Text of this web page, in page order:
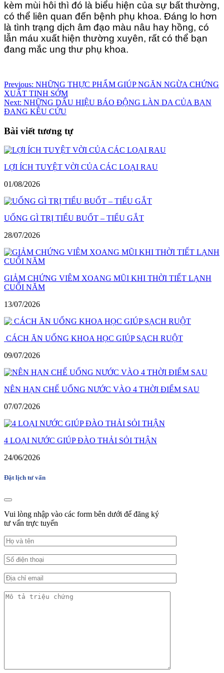
kèm mùi hôi thì đó là biểu hiện của sự bất thường,
có thể liên quan đến bệnh phụ khoa. Đáng lo hơn
là tình trạng dịch âm đạo màu nâu hay hồng, có
lẫn máu xuất hiện thường xuyên, rất có thể bạn
đang mắc ung thư phụ khoa.
Điều
hướng
bài
viết
Previous: NHỮNG THỰC PHẨM GIÚP NGĂN NGỪA CHỨNG
XUẤT TINH SỚM
Next: NHỮNG DẤU HIỆU BÁO ĐỘNG LÀN DA CỦA BẠN
ĐANG KÊU CỨU
Bài viết tương tự
LỢI ÍCH TUYỆT VỜI CỦA CÁC LOẠI RAU
01/08/2026
UỐNG GÌ TRỊ TIỂU BUỐT – TIỂU GẮT
28/07/2026
GIẢM CHỨNG VIÊM XOANG MŨI KHI THỜI TIẾT LẠNH
CUỐI NĂM
13/07/2026
CÁCH ĂN UỐNG KHOA HỌC GIÚP SẠCH RUỘT
09/07/2026
NÊN HẠN CHẾ UỐNG NƯỚC VÀO 4 THỜI ĐIỂM SAU
07/07/2026
4 LOẠI NƯỚC GIÚP ĐÀO THẢI SỎI THẬN
24/06/2026
Đặt lịch tư vấn
Vui lòng nhập vào các form bên dưới để đăng ký
tư vấn trực tuyến